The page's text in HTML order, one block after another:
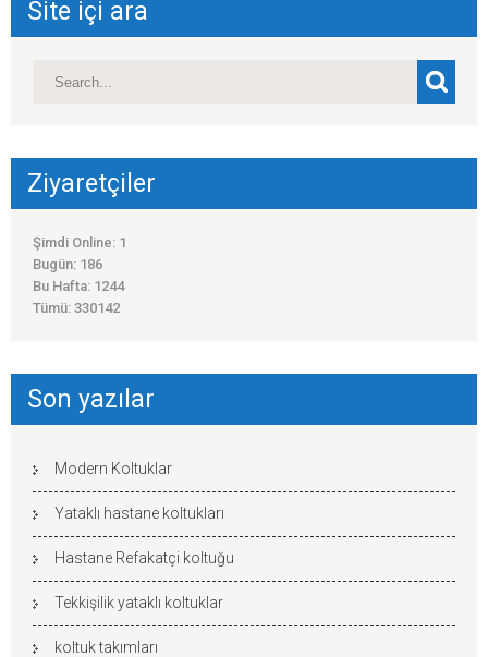
Site içi ara
Ziyaretçiler
Şimdi Online: 1
Bugün: 186
Bu Hafta: 1244
Tümü: 330142
Son yazılar
Modern Koltuklar
Yataklı hastane koltukları
Hastane Refakatçi koltuğu
Tekkişilik yataklı koltuklar
koltuk takımları